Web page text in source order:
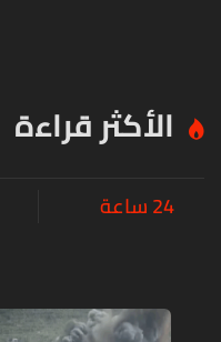
الأكثر قراءة
24 ساعة